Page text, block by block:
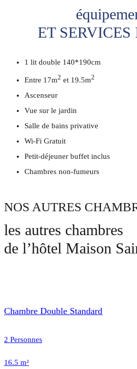
ET
1 lit double 140*190cm
Entre 17m2 et 19.5m2
Ascenseur
Vue sur le jardin
Salle de bains privative
Wi-Fi Gratuit
Petit-déjeuner buffet inclus
Chambres non-fumeurs
NOS AUTRES
les autres chambres
de l’hôtel Maison
Chambre Double Standard
2 Personnes
16.5 m²